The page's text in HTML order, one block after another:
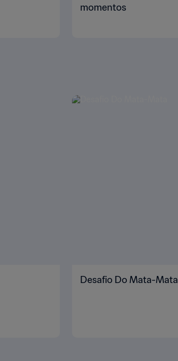
momentos
Desafio Do Mata-Mata